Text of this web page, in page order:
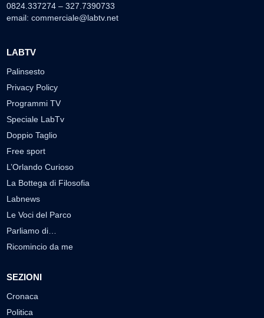
0824.337274 – 327.7390733
email: commerciale@labtv.net
LABTV
Palinsesto
Privacy Policy
Programmi TV
Speciale LabTv
Doppio Taglio
Free sport
L’Orlando Curioso
La Bottega di Filosofia
Labnews
Le Voci del Parco
Parliamo di…
Ricomincio da me
SEZIONI
Cronaca
Politica